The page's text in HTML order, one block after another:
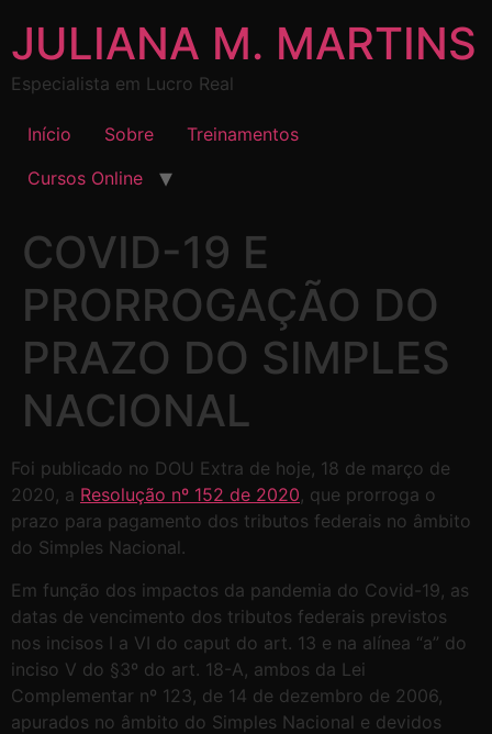
JULIANA M. MARTINS
Especialista em Lucro Real
Início Sobre
Treinamentos
Cursos Online
COVID-19 E
PRORROGAÇÃO DO
PRAZO DO SIMPLES
NACIONAL
Foi publicado no DOU Extra de hoje, 18 de março de
2020, a Resolução nº 152 de 2020, que prorroga o
prazo para pagamento dos tributos federais no âmbito
do Simples Nacional.
Em função dos impactos da pandemia do Covid-19, as
datas de vencimento dos tributos federais previstos
nos incisos I a VI do caput do art. 13 e na alínea “a” do
inciso V do §3º do art. 18-A, ambos da Lei
Complementar nº 123, de 14 de dezembro de 2006,
apurados no âmbito do Simples Nacional e devidos